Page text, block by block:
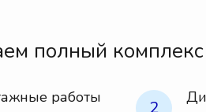
полный
работы